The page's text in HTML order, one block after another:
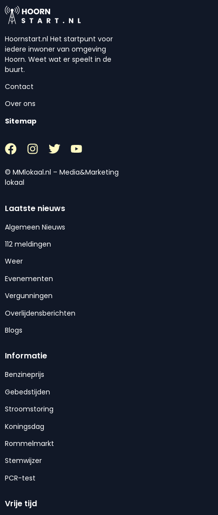
Hoornstart.nl Het startpunt voor
iedere inwoner van omgeving
Hoorn. Weet wat er speelt in de
buurt.
Contact
Over ons
Sitemap
© MMlokaal.nl – Media&Marketing
lokaal
Laatste nieuws
Algemeen Nieuws
112 meldingen
Weer
Evenementen
Vergunningen
Overlijdensberichten
Blogs
Informatie
Benzineprijs
Gebedstijden
Stroomstoring
Koningsdag
Rommelmarkt
Stemwijzer
PCR-test
Vrije tijd